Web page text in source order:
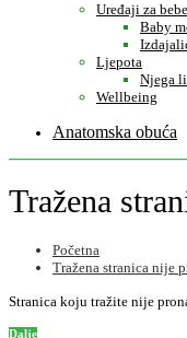
Uređaji za bebe
Baby
Ljepota
Njega
Wellbeing
Anatomska obuća
Tražena
Početna
Tražena stranica nije
Stranica koju tražite nije
Dalje